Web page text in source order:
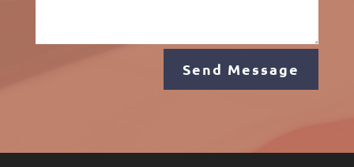
Send Message